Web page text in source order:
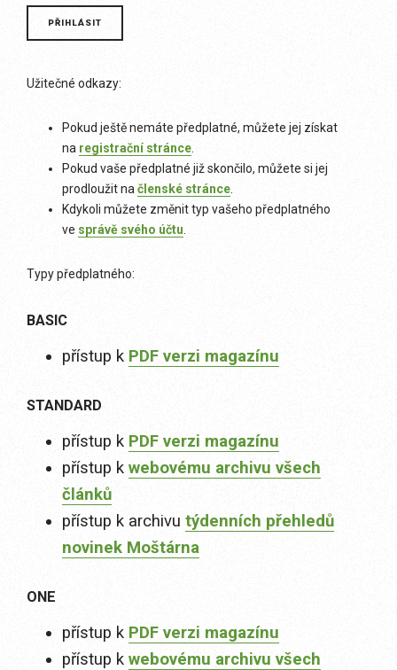
Užitečné odkazy:
Pokud ještě nemáte předplatné, můžete jej získat
na registrační stránce
Pokud vaše předplatné již skončilo, můžete si jej
prodloužit na členské stránce
Kdykoli můžete změnit typ vašeho předplatného
ve správě svého účtu
Typy předplatného:
BASIC
přístup k PDF verzi magazínu
STANDARD
přístup k PDF verzi magazínu
přístup k webovému archivu všech
článků
přístup k archivu týdenních přehledů
novinek Moštárna
ONE
přístup k PDF verzi magazínu
přístup k webovému archivu všech